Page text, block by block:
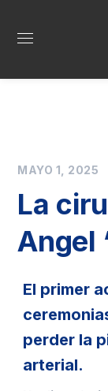
MAYO 1, 2025
La
Angel
El primer
perder la
arterial.